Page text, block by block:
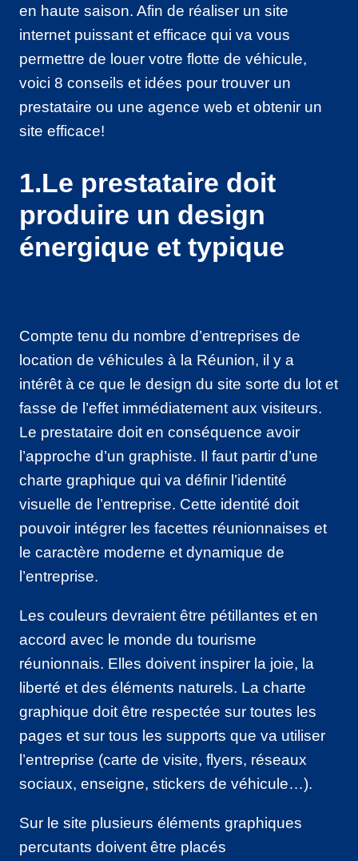
en haute saison. Afin de réaliser un site
internet puissant et efficace qui va vous
permettre de louer votre flotte de véhicule,
voici 8 conseils et idées pour trouver un
prestataire ou une agence web et obtenir un
site efficace!
1.Le prestataire doit
produire un design
énergique et typique
Compte tenu du nombre d’entreprises de
location de véhicules à la Réunion, il y a
intérêt à ce que le design du site sorte du lot et
fasse de l’effet immédiatement aux visiteurs.
Le prestataire doit en conséquence avoir
l’approche d’un graphiste. Il faut partir d’une
charte graphique qui va définir l’identité
visuelle de l’entreprise. Cette identité doit
pouvoir intégrer les facettes réunionnaises et
le caractère moderne et dynamique de
l’entreprise.
Les couleurs devraient être pétillantes et en
accord avec le monde du tourisme
réunionnais. Elles doivent inspirer la joie, la
liberté et des éléments naturels. La charte
graphique doit être respectée sur toutes les
pages et sur tous les supports que va utiliser
l’entreprise (carte de visite, flyers, réseaux
sociaux, enseigne, stickers de véhicule…).
Sur le site plusieurs éléments graphiques
percutants doivent être placés